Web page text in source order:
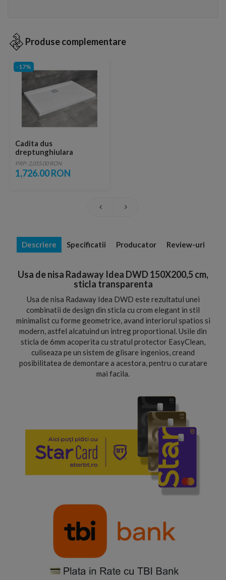
Produse complementare
-17%
Cadita dus
dreptunghiulara
Radaway Argos D,
150X90X5,5 cm, acrilica
PRP: 2,055.00 RON
1,726.00 RON
Descriere Specificatii Producator Review-uri
Usa de nisa Radaway Idea DWD 150X200,5 cm,
sticla transparenta
Usa de nisa Radaway Idea DWD este rezultatul unei
combinatii de design din sticla cu crom elegant in stil
minimalist cu forme geometrice, avand interiorul spatios si
modern, astfel alcatuind un intreg proportional. Usile din
sticla de 6mm acoperita cu stratul protector EasyClean,
culiseaza pe un sistem de glisare ingenios, creand
posibilitatea de demontare a acestora, pentru o curatare
mai facila.